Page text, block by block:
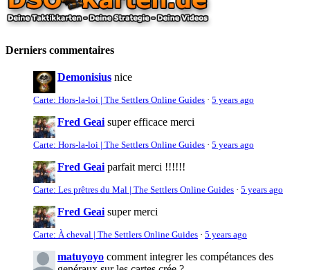
Derniers commentaires
Demonisius nice
Carte: Hors-la-loi | The Settlers Online Guides · 5 years ago
Fred Geai super efficace merci
Carte: Hors-la-loi | The Settlers Online Guides · 5 years ago
Fred Geai parfait merci !!!!!!
Carte: Les prêtres du Mal | The Settlers Online Guides · 5 years ago
Fred Geai super merci
Carte: À cheval | The Settlers Online Guides · 5 years ago
matuyoyo comment integrer les compétances des